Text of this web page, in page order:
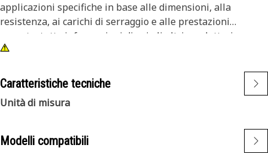
applicazioni specifiche in base alle dimensioni, alla
resistenza, ai carichi di serraggio e alle prestazioni
passate, tutte informazioni di cui gli altri produttori non
dispongono. Sono scelti per durare fino alla rigenerazione
dispositivi di fissaggio e la bulloneria di altri produttori
possono sembrare adatti alla vostra macchina, nessun'altra
azienda conosce le vostre attrezzature come noi.
filettature più robuste.
Caratteristiche tecniche
Unità di misura
Modelli compatibili